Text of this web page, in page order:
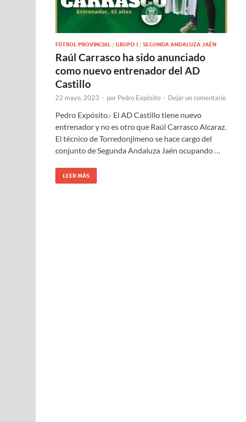
FÚTBOL PROVINCIAL / GRUPO I / SEGUNDA ANDALUZA JAÉN
Raúl Carrasco ha sido anunciado
como nuevo entrenador del AD
Castillo
22 mayo, 2023 - por Pedro Expósito - Dejar un comentario
Pedro Expósito.- El AD Castillo tiene nuevo
entrenador y no es otro que Raúl Carrasco Alcaraz.
El técnico de Torredonjimeno se hace cargo del
conjunto de Segunda Andaluza Jaén ocupando …
LEER MÁS